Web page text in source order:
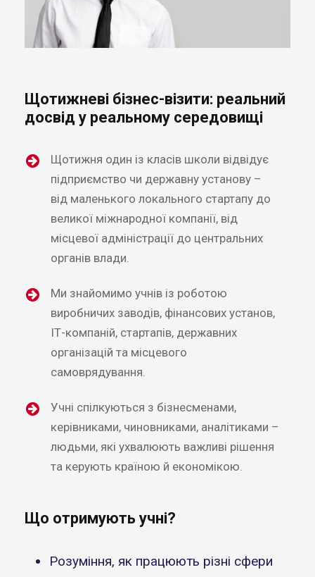
Щотижневі бізнес-візити: реальний
досвід у реальному середовищі
Щотижня один із класів школи відвідує
підприємство чи державну установу –
від маленького локального стартапу до
великої міжнародної компанії, від
місцевої адміністрації до центральних
органів влади.
Ми знайомимо учнів із роботою
виробничих заводів, фінансових установ,
ІТ-компаній, стартапів, державних
організацій та місцевого
самоврядування.
Учні спілкуються з бізнесменами,
керівниками, чиновниками, аналітиками –
людьми, які ухвалюють важливі рішення
та керують країною й економікою.
Що отримують учні?
Розуміння, як працюють різні сфери